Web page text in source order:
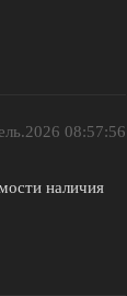
08:57:56
наличия